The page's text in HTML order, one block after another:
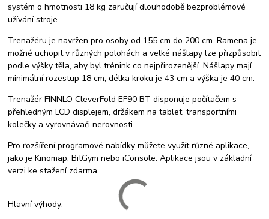
systém o hmotnosti 18 kg zaručují dlouhodobě bezproblémové
užívání stroje.
Trenažéru je navržen pro osoby od 155 cm do 200 cm. Ramena je
možné uchopit v různých polohách a velké nášlapy lze přizpůsobit
podle výšky těla, aby byl trénink co nejpřirozenější. Nášlapy mají
minimální rozestup 18 cm, délka kroku je 43 cm a výška je 40 cm.
Trenažér FINNLO CleverFold EF90 BT disponuje počítačem s
přehledným LCD displejem, držákem na tablet, transportními
kolečky a vyrovnávači nerovnosti.
Pro rozšíření programové nabídky můžete využít různé aplikace,
jako je Kinomap, BitGym nebo iConsole. Aplikace jsou v základní
verzi ke stažení zdarma.
Hlavní výhody: